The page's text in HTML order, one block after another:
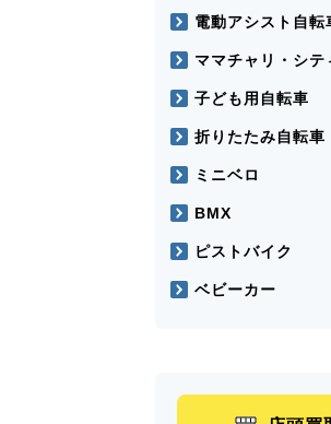
電動アシスト自転
ママチャリ・シテ
子ども用自転車
折りたたみ自転車
ミニベロ
BMX
ピストバイク
ベビーカー